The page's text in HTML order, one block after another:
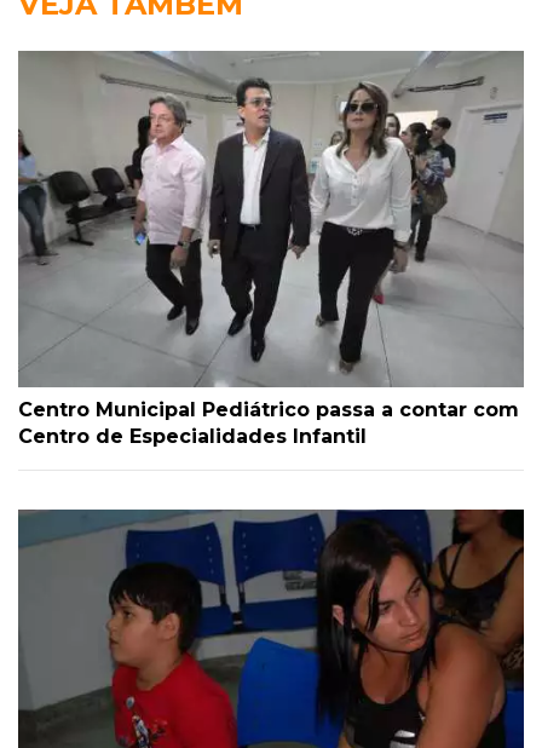
Centro Municipal Pediátrico passa a contar com
Centro de Especialidades Infantil